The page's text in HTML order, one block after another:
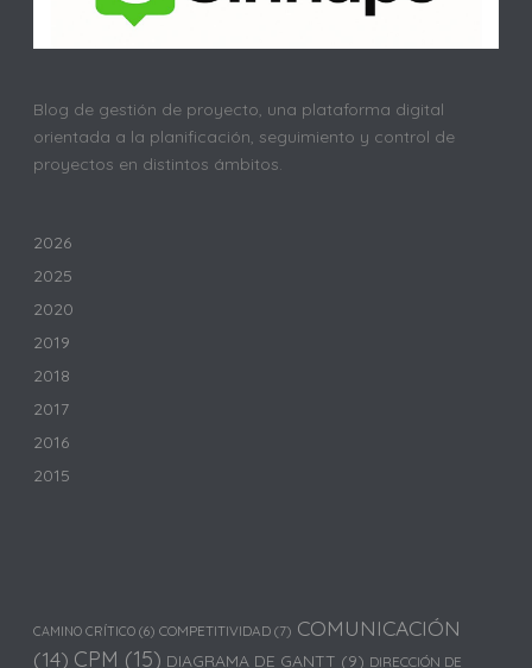
Blog de gestión de proyecto, una plataforma digital
orientada a la planificación, seguimiento y control de
proyectos en distintos ámbitos.
2026
2025
2020
2019
2018
2017
2016
2015
CAMINO CRÍTICO (6) COMPETITIVIDAD (7) COMUNICACIÓN
(14) CPM (15) DIAGRAMA DE GANTT (9) DIRECCIÓN DE